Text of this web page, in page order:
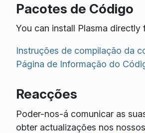
Pacotes de Código
You can install Plasma directly
Instruções de compilação da
Página de Informação do
Reacções
Poder-nos-á comunicar as
obter actualizações nos